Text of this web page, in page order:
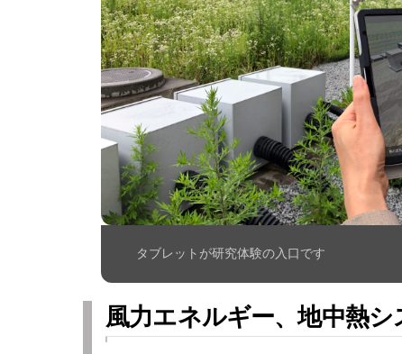
タブレットが研究体験の入口です
風力エネルギー、地中熱